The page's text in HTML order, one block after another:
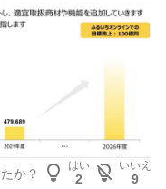
か？
はい
2
いいえ
9